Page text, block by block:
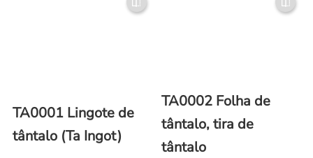
TA0001 Lingote de
tântalo (Ta Ingot)
TA0002 Folha de
tântalo, tira de
tântalo